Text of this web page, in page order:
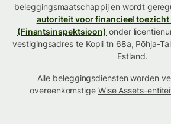
beleggingsmaatschappij en wordt
autoriteit voor financieel toezicht
(Finantsinspektsioon) onder
vestigingsadres te Kopli tn 68a, Põhja-
Estland.
Alle beleggingsdiensten worden
overeenkomstige Wise Assets-